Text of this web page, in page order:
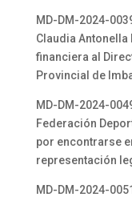
MD-DM-2024-
Claudia
financiera al
Provincial de
MD-DM-2024-
Federación
por encontrarse
representación
MD-DM-2024-